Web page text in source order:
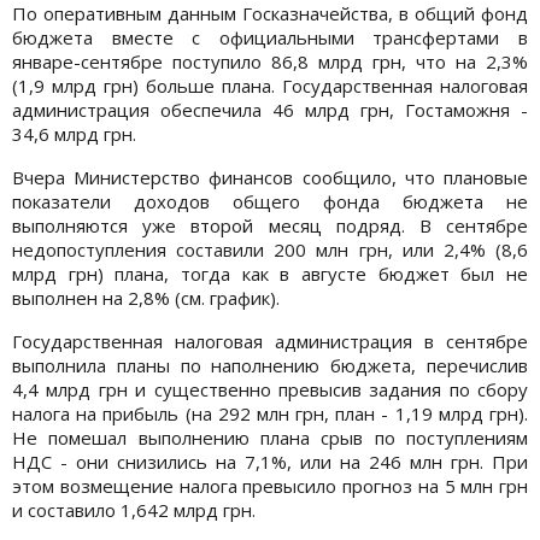
По оперативным данным Госказначейства, в общий фонд
бюджета вместе с официальными трансфертами в
январе-сентябре поступило 86,8 млрд грн, что на 2,3%
(1,9 млрд грн) больше плана. Государственная налоговая
администрация обеспечила 46 млрд грн, Гостаможня -
34,6 млрд грн.
Вчера Министерство финансов сообщило, что плановые
показатели доходов общего фонда бюджета не
выполняются уже второй месяц подряд. В сентябре
недопоступления составили 200 млн грн, или 2,4% (8,6
млрд грн) плана, тогда как в августе бюджет был не
выполнен на 2,8% (см. график).
Государственная налоговая администрация в сентябре
выполнила планы по наполнению бюджета, перечислив
4,4 млрд грн и существенно превысив задания по сбору
налога на прибыль (на 292 млн грн, план - 1,19 млрд грн).
Не помешал выполнению плана срыв по поступлениям
НДС - они снизились на 7,1%, или на 246 млн грн. При
этом возмещение налога превысило прогноз на 5 млн грн
и составило 1,642 млрд грн.